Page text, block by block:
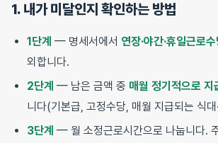
1. 내가 미달인지 확인하는 방법
1단계 — 명세서에서 연장·야간·휴일근로
외합니다.
2단계 — 남은 금액 중 매월 정기적으로 지
니다(기본급, 고정수당, 매월 지급되는 식대
3단계 — 월 소정근로시간으로 나눕니다.